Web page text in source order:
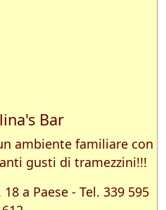
Bar
ambiente familiare con
gusti di tramezzini!!!
a Paese - Tel. 339 595